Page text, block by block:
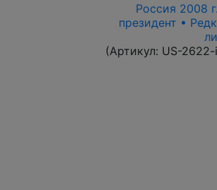
Россия 2008
президент •
(Артикул: US-